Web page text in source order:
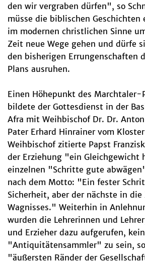
den wir vergraben dürfen", so
müsse die biblischen Geschichten
im modernen christlichen Sinne
Zeit neue Wege gehen und dürfe
den bisherigen Errungenschaften
Plans ausruhen.
Einen Höhepunkt des Marchtaler-
bildete der Gottesdienst in der
Afra mit Weihbischof Dr. Dr.
Pater Erhard Hinrainer vom
Weihbischof zitierte Papst
der Erziehung "ein Gleichgewicht
einzelnen "Schritte gute
nach dem Motto: "Ein fester
Sicherheit, aber der nächste in die
Wagnisses." Weiterhin in
wurden die Lehrerinnen und
und Erzieher dazu aufgerufen,
"Antiquitätensammler" zu sein,
"äußersten Ränder der